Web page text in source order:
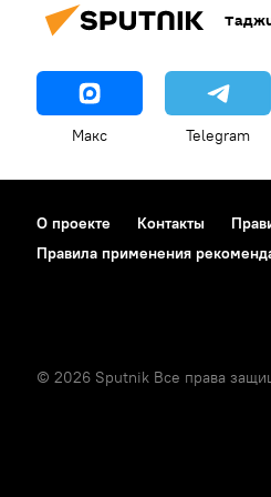
Макс Telegram
О проекте Контакты
Правила применения
© 2026 Sputnik Все права